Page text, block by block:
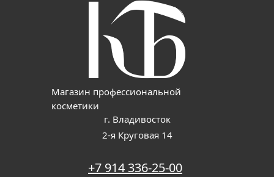
г. Владивосток
2-я Круговая 14
+7 914 336-25-00
Магазин профессиональной
косметики